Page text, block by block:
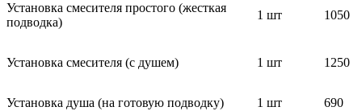
Установка смесителя простого (жесткая
подводка)
1 шт 1050
Установка смесителя (с душем) 1 шт 1250
Установка душа (на готовую подводку) 1 шт 690